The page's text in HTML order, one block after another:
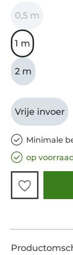
0,5 m
1 m
2 m
Vrije invoer
Minimale
op